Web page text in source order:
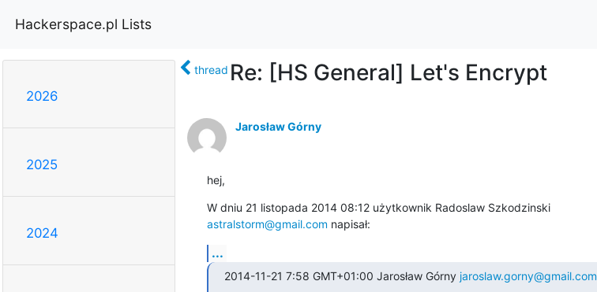
Hackerspace.pl Lists
2026
2025
2024
thread Re: [HS General] Let's Encrypt
Jarosław Górny
hej,
W dniu 21 listopada 2014 08:12 użytkownik Radoslaw Szkodzinski
astralstorm@gmail.com napisał:
...
2014-11-21 7:58 GMT+01:00 Jarosław Górny jaroslaw.gorny@gmail.com